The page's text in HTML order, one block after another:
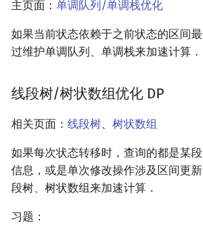
类
LGV 引理
最大团搜索算法
主页面： 单调队列/单调栈优化
如果当前状态依赖于之前状态的区间
过维护单调队列、单调栈来加速计算．
线段树/树状数组优化 DP
相关页面： 线段树、 树状数组
如果每次状态转移时，查询的都是某
信息，或是单次修改操作涉及区间更
段树、树状数组来加速计算．
习题：